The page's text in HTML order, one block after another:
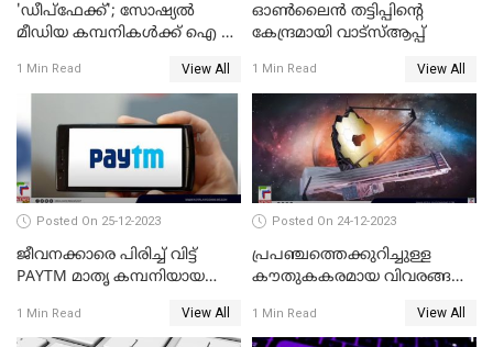
'ഡീപ്‌ഫേക്ക്'; സോഷ്യല്‍
മീഡിയ കമ്പനികള്‍ക്ക് ഐ ടി
നിര്‍ദ്ദേശം
1 Min Read View All
ഓണ്‍ലൈന്‍ തട്ടിപ്പിന്റെ
കേന്ദ്രമായി വാട്സ്ആപ്പ്
1 Min Read View All
Posted On 25-12-2023
ജീവനക്കാരെ പിരിച്ച് വിട്ട്
PAYTM മാതൃ കമ്പനിയായ
1 Min Read View All
Posted On 24-12-2023
പ്രപഞ്ചത്തെക്കുറിച്ചുള്ള
കൗതുകകരമായ വിവരങ്ങള്‍
തുടരുകയാണ് ജയിംസ് വെബ്
1 Min Read View All